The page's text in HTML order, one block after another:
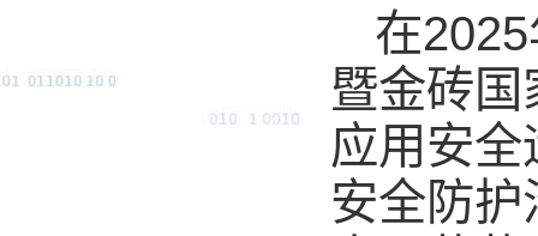
在
暨金砖
应用安
安全防